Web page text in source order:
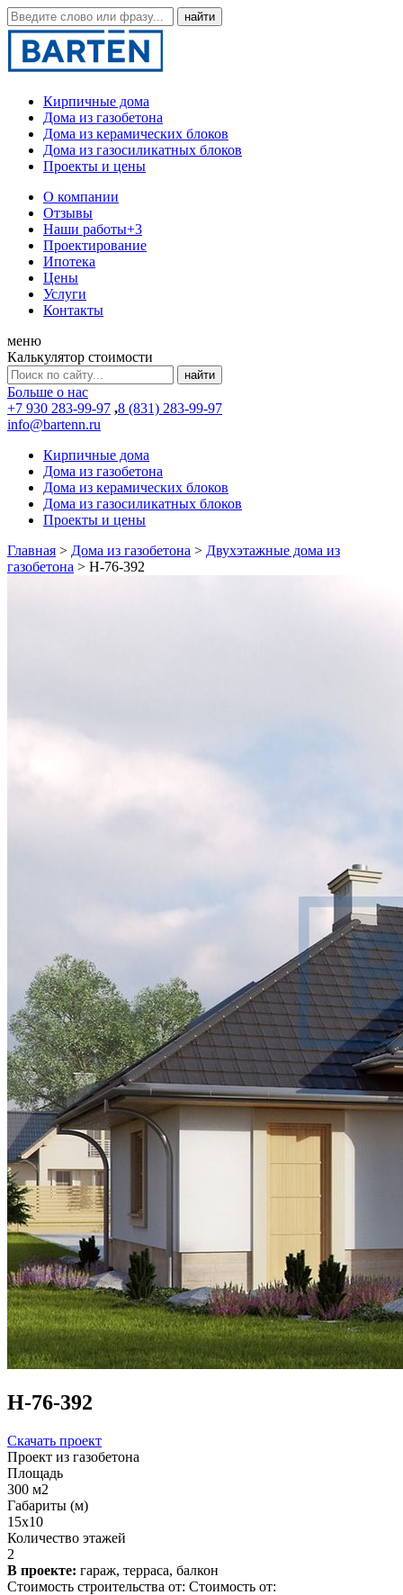
Кирпичные дома
Дома из газобетона
Дома из керамических блоков
Дома из газосиликатных блоков
Проекты и цены
О компании
Отзывы
Наши работы+3
Проектирование
Ипотека
Цены
Услуги
Контакты
меню
Калькулятор стоимости
Больше о нас
+7 930 283-99-97 ,8 (831) 283-99-97
info@bartenn.ru
Кирпичные дома
Дома из газобетона
Дома из керамических блоков
Дома из газосиликатных блоков
Проекты и цены
Главная > Дома из газобетона > Двухэтажные дома из
газобетона > Н-76-392
Н-76-392
Скачать проект
Проект из газобетона
Площадь
300 м2
Габариты (м)
15x10
Количество этажей
2
В проекте: гараж, терраса, балкон
Стоимость строительства от: Стоимость от: